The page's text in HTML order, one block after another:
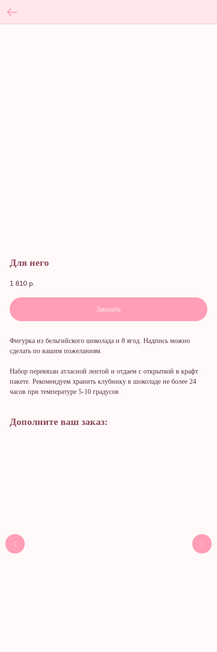
Для него
1 810 р.
Заказать
Фигурка из бельгийского шоколада и 8 ягод. Надпись можно
сделать по вашим пожеланиям.
Набор перевязан атласной лентой и отдаем с открыткой в крафт
пакете. Рекомендуем хранить клубнику в шоколаде не более 24
часов при температуре 5-10 градусов
Дополните ваш заказ: